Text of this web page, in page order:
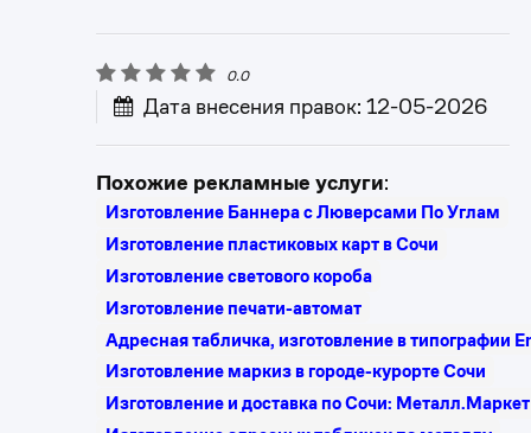
0.0
Дата внесения правок: 12-05-2026
Похожие рекламные услуги:
Изготовление Баннера с Люверсами По Углам
Изготовление пластиковых карт в Сочи
Изготовление светового короба
Изготовление печати-автомат
Адресная табличка, изготовление в типографии
Изготовление маркиз в городе-курорте Сочи
Изготовление и доставка по Сочи: Металл.Маркет